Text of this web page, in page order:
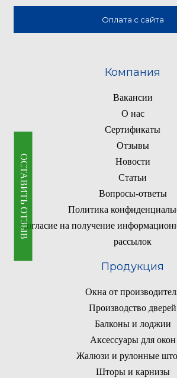
ОСТАВИТЬ ОТЗЫВ
Оплата с сайта
Компания
Вакансии
О нас
Сертификаты
Отзывы
Новости
Статьи
Вопросы-ответы
Политика
Согласие на получение
рассылок
Продукция
Окна от
Производство дверей
Балконы и лоджии
Аксессуары для окон
Жалюзи и рулонные
Шторы и карнизы